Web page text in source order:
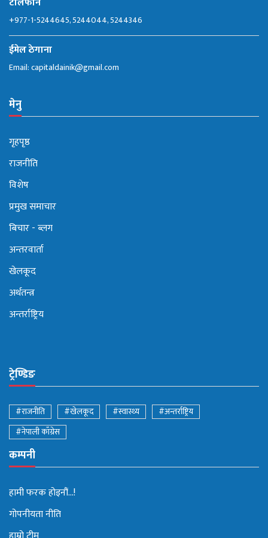
+977-1-5244645, 5244044, 5244346
ईमेल ठेगाना
Email:capitaldainik@gmail.com
मेनु
गृहपृष्ठ
राजनीति
विशेष
प्रमुख समाचार
बिचार - ब्लग
अन्तरवार्ता
खेलकूद
अर्थतन्त्र
अन्तर्राष्ट्रिय
ट्रेण्डिङ
#राजनीति #खेलकूद #स्वास्थ्य
#अन्तर्राष्ट्रिय
#नेपाली काँग्रेस
कम्पनी
हामी फरक होइनौं...!
गोपनीयता नीति